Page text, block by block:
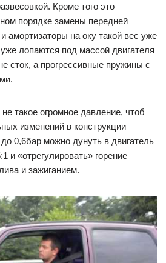
Кроме того это
порядке замены передней
амортизаторы на оку такой вес уже
лопаются под массой двигателя
сток, а прогрессивные пружины с
такое огромное давление, чтоб
изменений в конструкции
0,6бар можно дунуть в двигатель
и «отрегулировать» горение
и зажиганием.